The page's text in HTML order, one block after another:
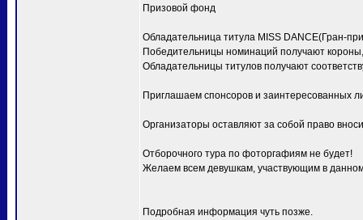
Призовой фонд
Обладательница титула MISS DANCE(Гран-
Победительницы номинаций получают
Обладательницы титулов получают
Приглашаем спонсоров и заинтересованных
Организаторы оставляют за собой право
Отборочного тура по фоторгафиям не будет!
Желаем всем девушкам, участвующим в данном
Подробная информация чуть позже.